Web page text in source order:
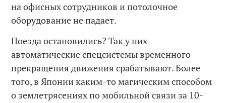
на офисных сотрудников и потолочное
оборудование не падает.
Поезда остановились? Так у них
автоматические спецсистемы временного
прекращения движения срабатывают. Более
того, в Японии каким-то магическим способом
о землетрясениях по мобильной связи за 10-